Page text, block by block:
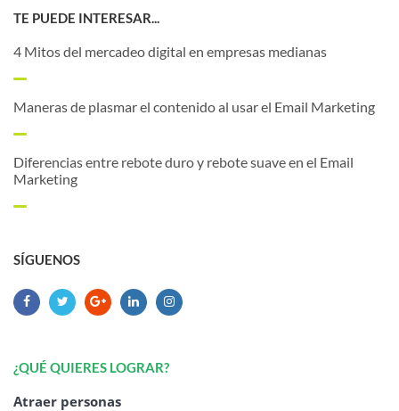
TE PUEDE INTERESAR...
4 Mitos del mercadeo digital en empresas medianas
Maneras de plasmar el contenido al usar el Email Marketing
Diferencias entre rebote duro y rebote suave en el Email
Marketing
SÍGUENOS
¿QUÉ QUIERES LOGRAR?
Atraer personas